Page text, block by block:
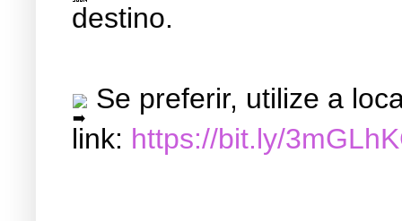
destino.
Se preferir, utilize a
link: https://bit.ly/